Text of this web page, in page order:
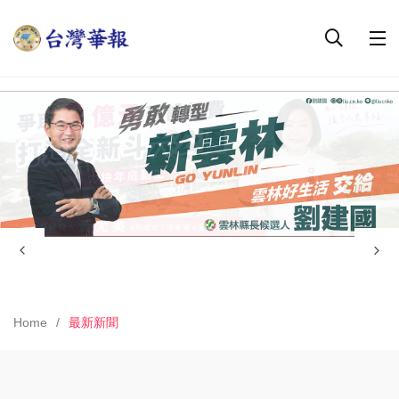
Home 最新新聞